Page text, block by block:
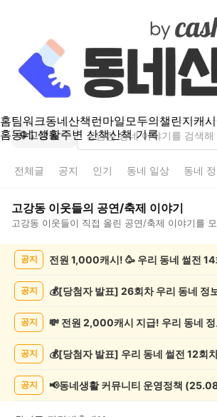
홈팀워크동네산책런마일모두의챌린지캐
홈동네 생활주변 산책산책 기록
고강동
전체글 공지 인기 동네 일상 동네
고강동 이웃들의 공연/축제 이야기
고강동 이웃들이 직접 올린 공연/축제 이야기를
록
공지 전원 1,000캐시! 🥳 우리 동네 썰전
공지
공지
공지
공지 📢동네생활 커뮤니티 운영정책